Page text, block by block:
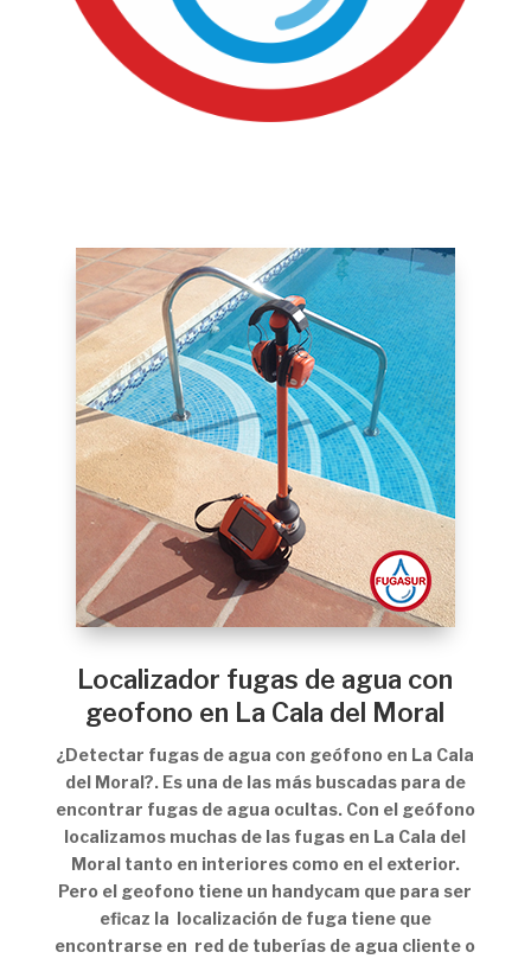
Localizador fugas de agua con
geofono en La Cala del Moral
¿Detectar fugas de agua con geófono en La Cala
del Moral?. Es una de las más buscadas para de
encontrar fugas de agua ocultas. Con el geófono
localizamos muchas de las fugas en La Cala del
Moral tanto en interiores como en el exterior.
Pero el geofono tiene un handycam que para ser
eficaz la localización de fuga tiene que
encontrarse en red de tuberías de agua cliente o